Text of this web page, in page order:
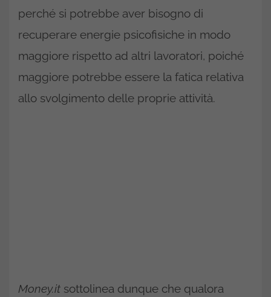
perché si potrebbe aver bisogno di
recuperare energie psicofisiche in modo
maggiore rispetto ad altri lavoratori, poiché
maggiore potrebbe essere la fatica relativa
allo svolgimento delle proprie attività.
Money.it sottolinea dunque che qualora